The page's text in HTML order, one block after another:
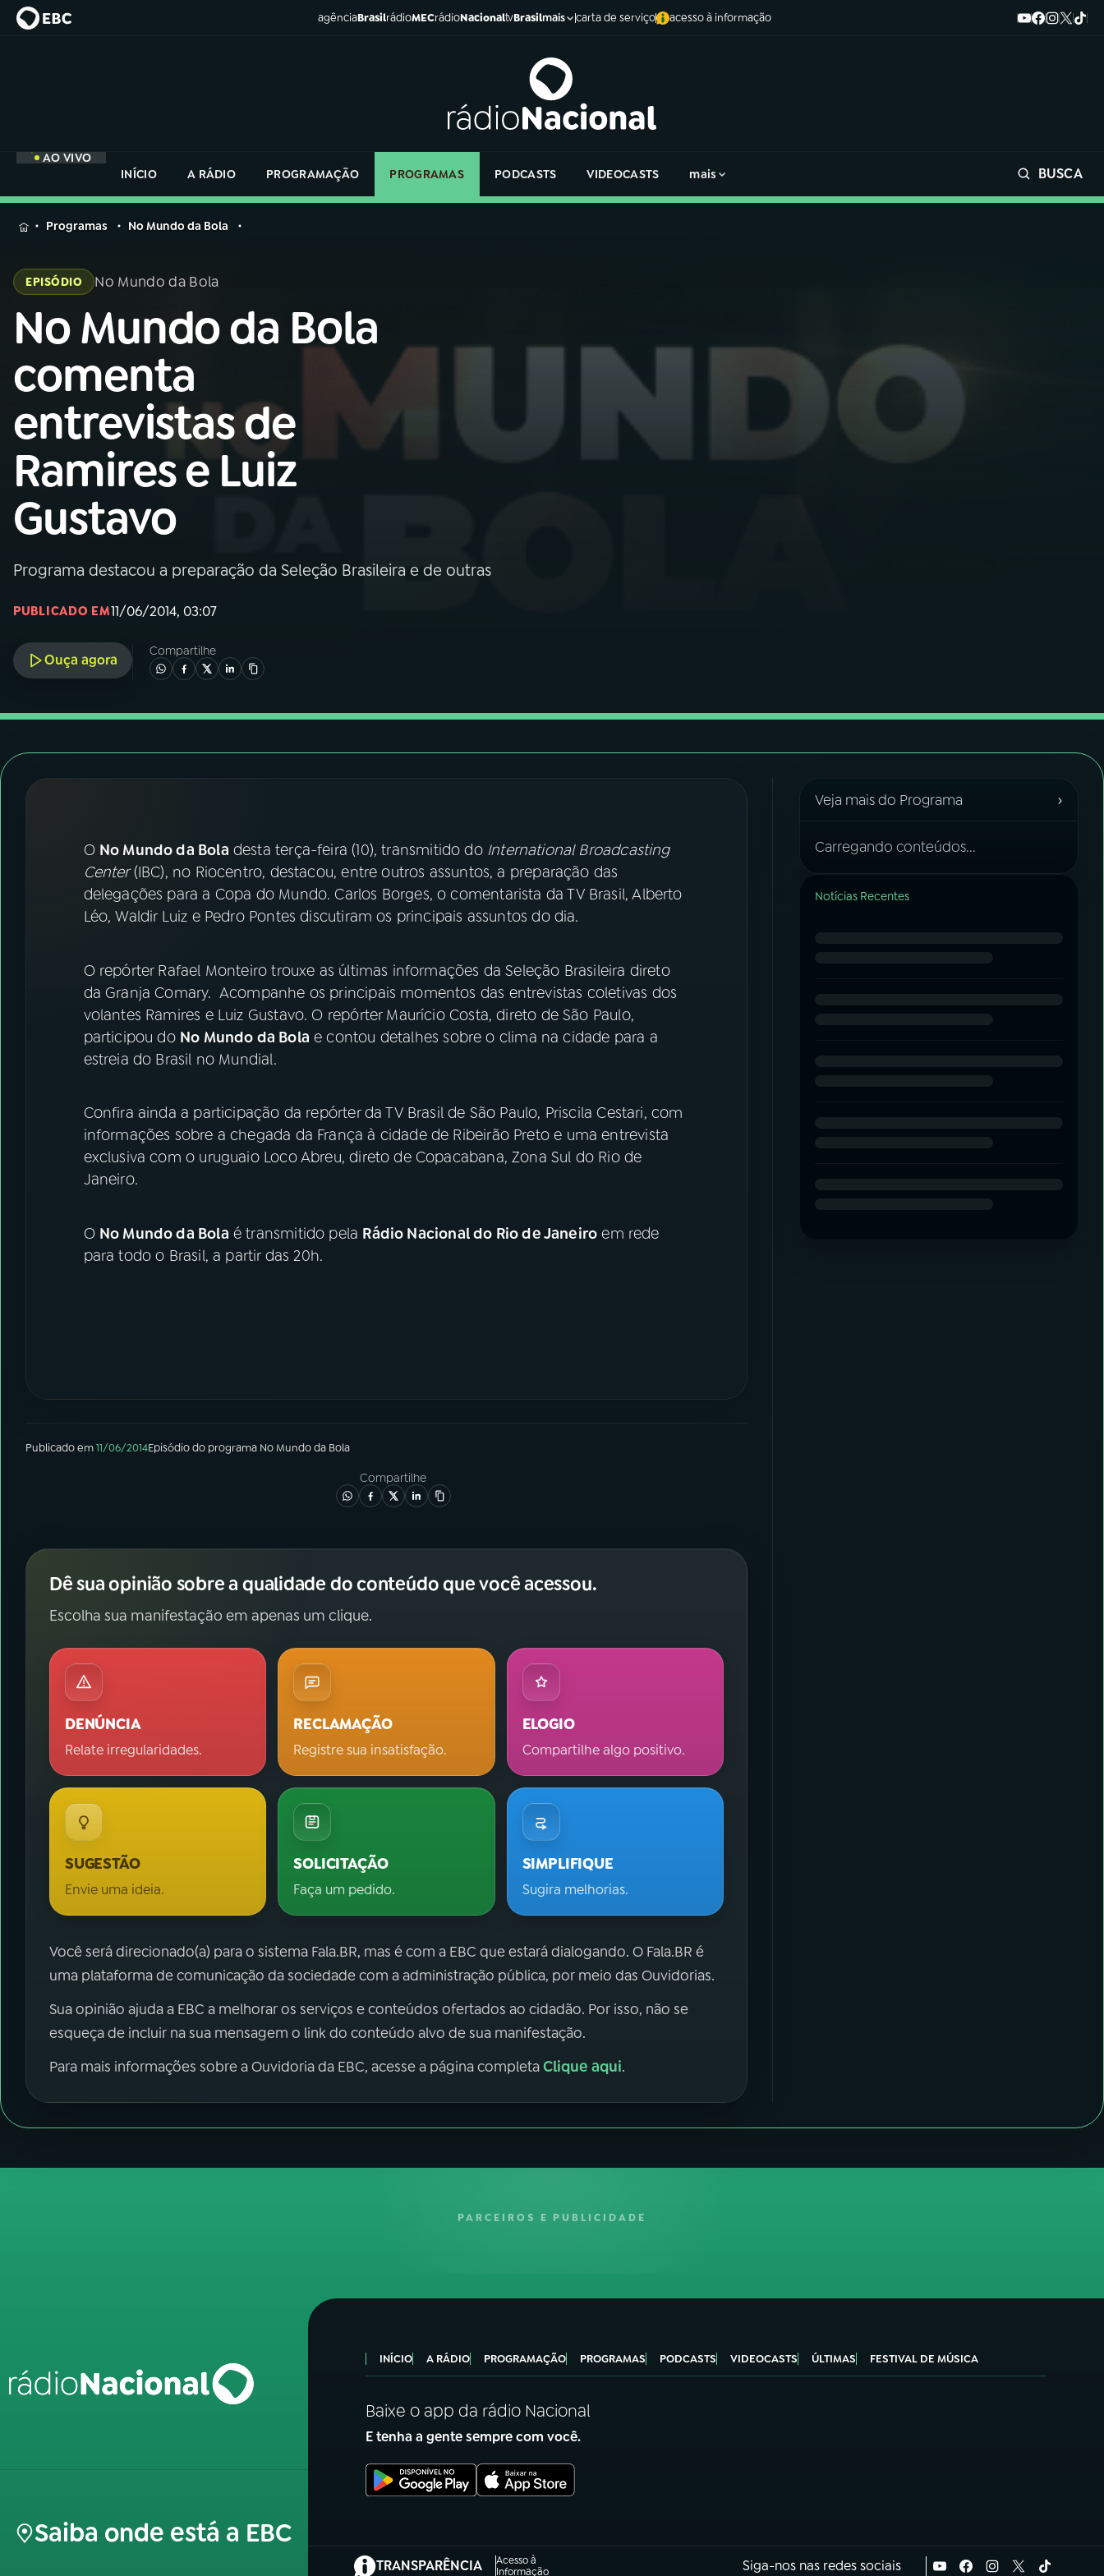
agênciaBrasilrádioMECrádioNacionaltvBrasilmais carta de serviço acesso à informação
AO VIVO
INÍCIO
A RÁDIO PROGRAMAÇÃO PROGRAMAS PODCASTS VIDEOCASTS mais BUSCA
MENU
Buscar
na
Rádio
Nacional
AO VIVO
01 INÍCIO
02 A RÁDIO
PROGRAMAÇÃO
04PROGRAMAS
ACOMPANHE A RÁDIO NACIONAL
YouTube Facebook
Instagram X
na
Rádio
Programas No Mundo da Bola
EPISÓDIO No Mundo da Bola
No Mundo da Bola
comenta
entrevistas de
Ramires e Luiz
Gustavo
Programa destacou a preparação da Seleção Brasileira e de outras
PUBLICADO EM11/06/2014, 03:07
Ouça agora
Compartilhe
O No Mundo da Bola desta terça-feira (10), transmitido doInternational Broadcasting
Center(IBC), no Riocentro, destacou, entre outros assuntos, a preparação das
delegações para a Copa do Mundo. Carlos Borges, o comentarista da TV Brasil, Alberto
Léo, Waldir Luiz e Pedro Pontes discutiram os principais assuntos do dia.
O repórter Rafael Monteiro trouxe as últimas informações da Seleção Brasileira direto
da Granja Comary. Acompanhe os principais momentos das entrevistas coletivas dos
volantes Ramires e Luiz Gustavo. O repórter Maurício Costa, direto de São Paulo,
participou do No Mundo da Bola e contou detalhes sobre o clima na cidade para a
estreia do Brasil no Mundial.
Confira ainda a participação da repórter da TV Brasil de São Paulo, Priscila Cestari, com
informações sobre a chegada da França à cidade de Ribeirão Preto e uma entrevista
exclusiva com o uruguaio Loco Abreu, direto de Copacabana, Zona Sul do Rio de
Janeiro.
O No Mundo da Bola é transmitido pela Rádio Nacional do Rio de Janeiro em rede
para todo o Brasil, a partir das 20h.
Publicado em11/06/2014Episódiodo programa No Mundo da Bola
Compartilhe
Dê sua opinião sobre a qualidade do conteúdo que você acessou.
Escolha sua manifestação em apenas um clique.
DENÚNCIA
Relate irregularidades.
RECLAMAÇÃO
Registre sua insatisfação.
ELOGIO
Compartilhe algo positivo.
SUGESTÃO
Envie uma ideia.
SOLICITAÇÃO
Faça um pedido.
SIMPLIFIQUE
Sugira melhorias.
Você será direcionado(a) para o sistema Fala.BR, mas é com a EBC que estará dialogando. O Fala.BR é
uma plataforma de comunicação da sociedade com a administração pública, por meio das Ouvidorias.
Sua opinião ajuda a EBC a melhorar os serviços e conteúdos ofertados ao cidadão. Por isso, não se
esqueça de incluir na sua mensagem o link do conteúdo alvo de sua manifestação.
Para mais informações sobre a Ouvidoria da EBC, acesse a página completaClique aqui.
Veja mais do Programa ›
Carregando conteúdos...
Notícias Recentes
PARCEIROS E PUBLICIDADE
Saiba onde está a EBC
INÍCIO A RÁDIO PROGRAMAÇÃO PROGRAMAS PODCASTS VIDEOCASTS ÚLTIMAS FESTIVAL DE MÚSICA
Baixe o app da rádio Nacional
E tenha a gente sempre com você.
TRANSPARÊNCIA
Acesso à
Informação
Siga-nos nas redes sociais